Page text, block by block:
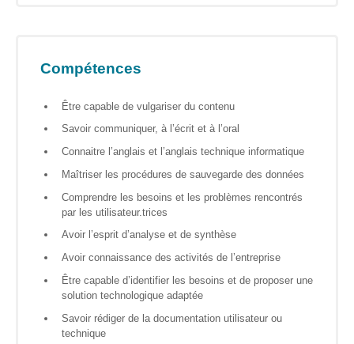
Compétences
Être capable de vulgariser du contenu
Savoir communiquer, à l’écrit et à l’oral
Connaitre l’anglais et l’anglais technique informatique
Maîtriser les procédures de sauvegarde des données
Comprendre les besoins et les problèmes rencontrés
par les utilisateur.trices
Avoir l’esprit d’analyse et de synthèse
Avoir connaissance des activités de l’entreprise
Être capable d’identifier les besoins et de proposer une
solution technologique adaptée
Savoir rédiger de la documentation utilisateur ou
technique
Interviews
« Les métiers
informatiques…
Animations,
débats &
conférences
Nous,
citoyen·nes
numériques
responsables